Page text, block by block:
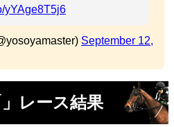
yYAge8T5j6
September 12,
レース結果